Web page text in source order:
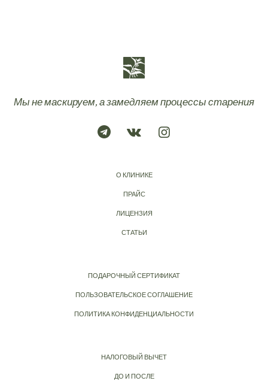
Мы не маскируем, а замедляем процессы старения
О КЛИНИКЕ
ПРАЙС
ЛИЦЕНЗИЯ
СТАТЬИ
ПОДАРОЧНЫЙ СЕРТИФИКАТ
ПОЛЬЗОВАТЕЛЬСКОЕ СОГЛАШЕНИЕ
ПОЛИТИКА КОНФИДЕНЦИАЛЬНОСТИ
НАЛОГОВЫЙ ВЫЧЕТ
ДО И ПОСЛЕ